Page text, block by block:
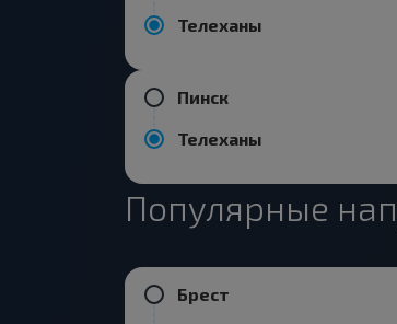
Телеханы
Пинск
Телеханы
Популярные
Брест